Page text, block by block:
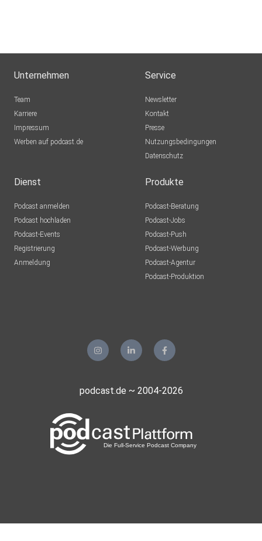
Unternehmen
Team
Karriere
Impressum
Werben auf podcast.de
Service
Newsletter
Kontakt
Presse
Nutzungsbedingungen
Datenschutz
Dienst
Podcast anmelden
Podcast hochladen
Podcast-Events
Registrierung
Anmeldung
Produkte
Podcast-Beratung
Podcast-Jobs
Podcast-Push
Podcast-Werbung
Podcast-Agentur
Podcast-Produktion
podcast.de ~ 2004-2026